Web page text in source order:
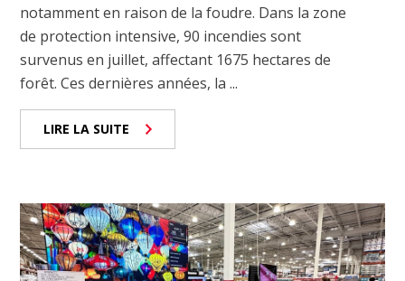
notamment en raison de la foudre. Dans la zone
de protection intensive, 90 incendies sont
survenus en juillet, affectant 1675 hectares de
forêt. Ces dernières années, la ...
LIRE LA SUITE